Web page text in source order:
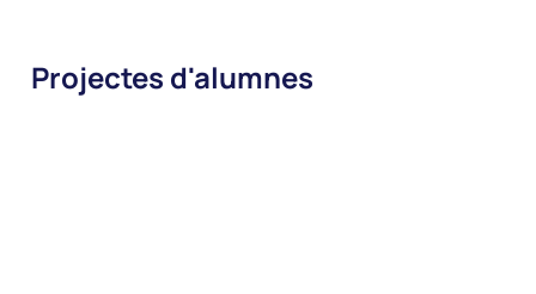
Projectes d'alumnes